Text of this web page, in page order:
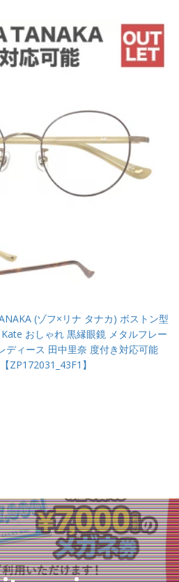
(ゾフ×リナ タナカ) ボストン型
おしゃれ 黒縁眼鏡 メタルフレー
ディース 田中里奈 度付き対応可能
ZP172031_43F1】